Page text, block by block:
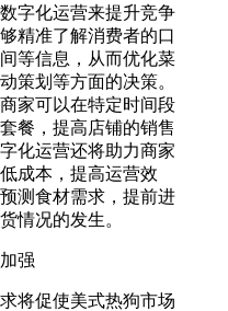
字化运营来提升竞争
精准了解消费者的口
等信息，从而优化菜
策划等方面的决策。
家可以在特定时间段
餐，提高店铺的销售
化运营还将助力商家
成本，提高运营效
测食材需求，提前进
情况的发生。​
强​
将促使美式热狗市场